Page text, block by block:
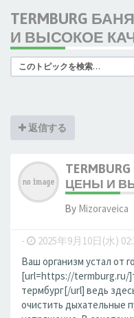
TERMBURG
И ВЫСОКОЕ
返信する
ЦЕНЫ И
By Mizoraveica
- 2025年9月10日(水)
Ваш организм устал от
[url=https://termburg.ru/
термбург[/url] ведь
очистить дыхательные